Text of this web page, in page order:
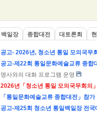
백일장 종합대전 대토론회
공고- 2026년, 청소년 통일 모의국무
공고-제22회 통일문화예술교류 종합
명사와의 대화 프로그램 운영
2026년「청소년 통일 모의국무회의
「통일문화예술교류 종합대전」참가
공고-제25회 청소년 통일백일장 전국